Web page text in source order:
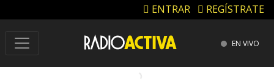
ENTRAR REGÍSTRATE
EN VIVO